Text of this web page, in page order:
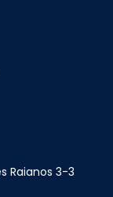
Raianos 3-3